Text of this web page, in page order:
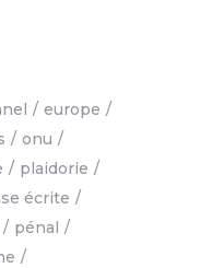
europe
onu
plaidorie
écrite
pénal